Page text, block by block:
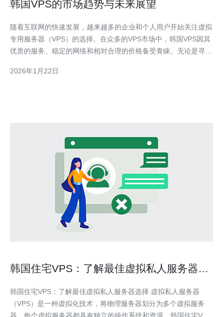
韩国VPS的市场趋势与未来展望
随着互联网的快速发展，越来越多的企业和个人用户开始关注虚拟
专用服务器（VPS）的选择。在众多的VPS市场中，韩国VPS因其
优质的服务、稳定的网络和相对合理的价格备受青睐。无论是寻找
为用户提供丰富的选择。本文将详细评测韩国VPS的市场趋势与未
2026年1月22日
韩国住宅VPS：了解最佳虚拟私人服务器选
韩国住宅VPS：了解最佳虚拟私人服务器选择 虚拟私人服务器
（VPS）是一种虚拟化技术，将物理服务器划分为多个虚拟服务